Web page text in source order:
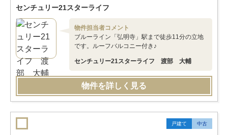
センチュリー21スターライフ
物件担当者コメント
ブルーライン「弘明寺」駅まで徒歩11分の立地
です。ルーフバルコニー付き♪
センチュリー21スターライフ 渡部 大輔
物件を詳しく見る
戸建て 中古